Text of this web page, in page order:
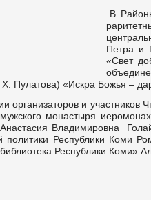
В
Петра и
«Свет
Пулатова) «Искра Божья –
организаторов и участников
монастыря
Владимировна
политики Республики Коми
Республики Коми»